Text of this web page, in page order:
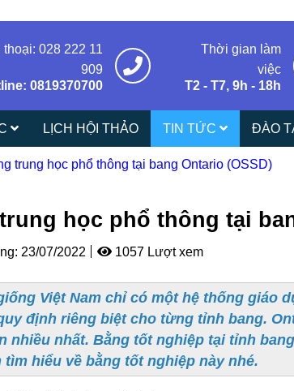
028 222 11
909
0819370700
Thời gian làm
việc
T2 - T7, 9h - 18h
LỊCH HỘI THẢO TIN TỨC ĐÀO
trung học phổ thông tại bang Ontario (OSSD)
học phổ thông tại
23/07/2022 1057 Lượt xem
Việt Nam chỉ có một hệ thống giáo
định riêng biệt cho từng tỉnh bang.
nhiều nhất. Bằng tốt nghiệp tại tỉnh
tìm hiểu về bằng tốt nghiệp này nhé.